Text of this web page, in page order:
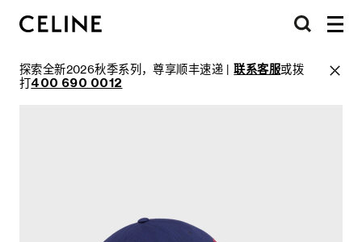
探索全新2026秋季系列，尊享顺丰速递 |联系客服或拨
打400 690 0012